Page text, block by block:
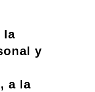
la
y
a la